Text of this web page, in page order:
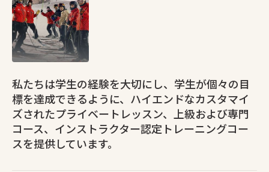
私たちは学生の経験を大切にし、学生が個々の目
標を達成できるように、ハイエンドなカスタマイ
ズされたプライベートレッスン、上級および専門
コース、インストラクター認定トレーニングコー
スを提供しています。